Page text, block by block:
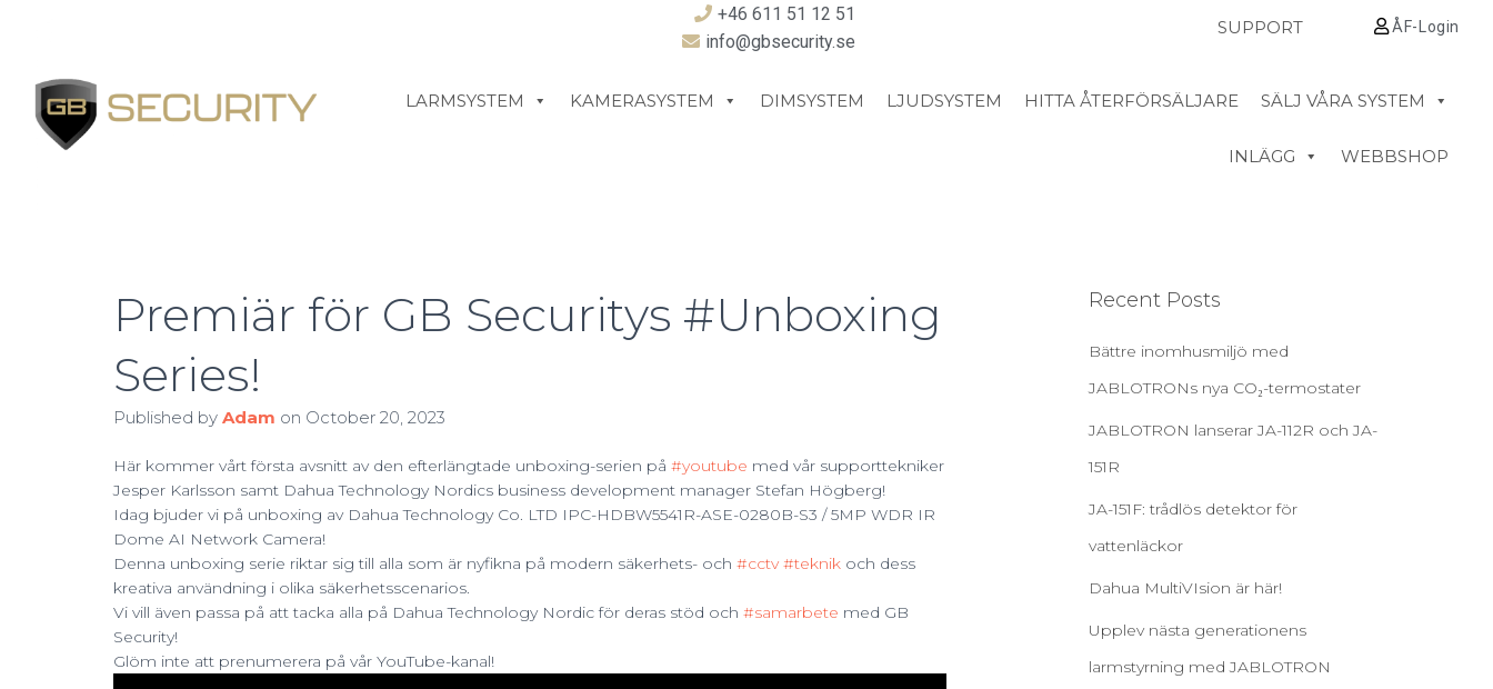
+46 611 51 12 51
info@gbsecurity.se
SUPPORT ÅF-Login
LARMSYSTEM KAMERASYSTEM DIMSYSTEM LJUDSYSTEM HITTA ÅTERFÖRSÄLJARE SÄLJ VÅRA SYSTEM
INLÄGG WEBBSHOP
Premiär för GB Securitys #Unboxing
Series!
Published by Adam on October 20, 2023
Här kommer vårt första avsnitt av den efterlängtade unboxing-serien på #youtube med vår supporttekniker
Jesper Karlsson samt Dahua Technology Nordics business development manager Stefan Högberg!
Idag bjuder vi på unboxing av Dahua Technology Co. LTD IPC-HDBW5541R-ASE-0280B-S3 / 5MP WDR IR
Dome AI Network Camera!
Denna unboxing serie riktar sig till alla som är nyfikna på modern säkerhets- och #cctv #teknik och dess
kreativa användning i olika säkerhetsscenarios.
Vi vill även passa på att tacka alla på Dahua Technology Nordic för deras stöd och #samarbete med GB
Security!
Glöm inte att prenumerera på vår YouTube-kanal!
Recent Posts
Bättre inomhusmiljö med
JABLOTRONs nya CO₂-termostater
JABLOTRON lanserar JA-112R och JA-
151R
JA-151F: trådlös detektor för
vattenläckor
Dahua MultiVIsion är här!
Upplev nästa generationens
larmstyrning med JABLOTRON